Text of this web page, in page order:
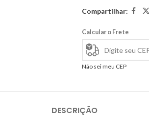
Compartilhar:
Calcular o Frete
Não sei meu CEP
DESCRIÇÃO